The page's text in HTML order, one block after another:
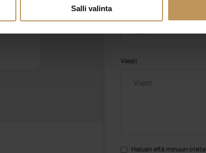
Salli valinta
Viesti
Haluan että minuun